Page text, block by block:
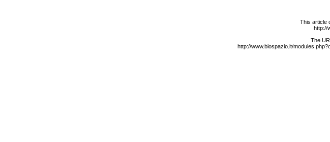
This article
http://
The
http://www.biospazio.it/